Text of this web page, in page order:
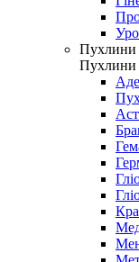
Пухлини
Пухлини